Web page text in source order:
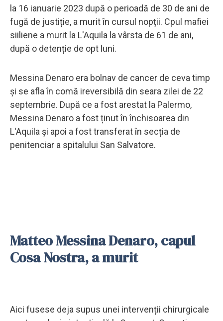
la 16 ianuarie 2023 după o perioadă de 30 de ani de
fugă de justiție, a murit în cursul nopții. Cpul mafiei
siiliene a murit la L'Aquila la vârsta de 61 de ani,
după o detenție de opt luni.
Messina Denaro era bolnav de cancer de ceva timp
și se afla în comă ireversibilă din seara zilei de 22
septembrie. După ce a fost arestat la Palermo,
Messina Denaro a fost ținut în închisoarea din
L'Aquila și apoi a fost transferat în secția de
penitenciar a spitalului San Salvatore.
Matteo Messina Denaro, capul
Cosa Nostra, a murit
Aici fusese deja supus unei intervenții chirurgicale